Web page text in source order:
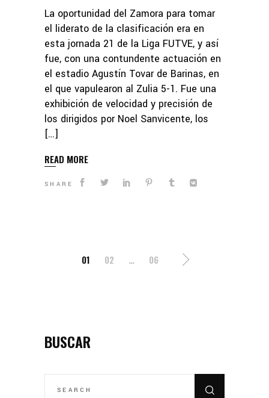
La oportunidad del Zamora para tomar
el liderato de la clasificación era en
esta jornada 21 de la Liga FUTVE, y así
fue, con una contundente actuación en
el estadio Agustín Tovar de Barinas, en
el que vapulearon al Zulia 5-1. Fue una
exhibición de velocidad y precisión de
los dirigidos por Noel Sanvicente, los
[…]
READ MORE
SHARE
POSTS
01 02 … 06
BUSCAR